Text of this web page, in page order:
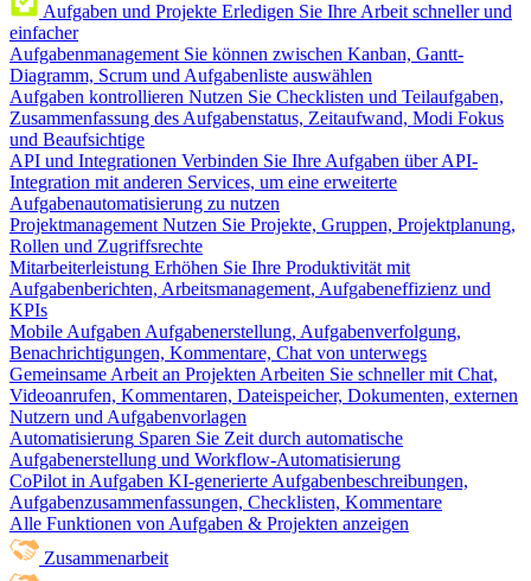
Aufgaben und Projekte Erledigen Sie Ihre Arbeit schneller und
einfacher
Aufgabenmanagement Sie können zwischen Kanban, Gantt-
Diagramm, Scrum und Aufgabenliste auswählen
Aufgaben kontrollieren Nutzen Sie Checklisten und Teilaufgaben,
Zusammenfassung des Aufgabenstatus, Zeitaufwand, Modi Fokus
und Beaufsichtige
API und Integrationen Verbinden Sie Ihre Aufgaben über API-
Integration mit anderen Services, um eine erweiterte
Aufgabenautomatisierung zu nutzen
Projektmanagement Nutzen Sie Projekte, Gruppen, Projektplanung,
Rollen und Zugriffsrechte
Mitarbeiterleistung Erhöhen Sie Ihre Produktivität mit
Aufgabenberichten, Arbeitsmanagement, Aufgabeneffizienz und
KPIs
Mobile Aufgaben Aufgabenerstellung, Aufgabenverfolgung,
Benachrichtigungen, Kommentare, Chat von unterwegs
Gemeinsame Arbeit an Projekten Arbeiten Sie schneller mit Chat,
Videoanrufen, Kommentaren, Dateispeicher, Dokumenten, externen
Nutzern und Aufgabenvorlagen
Automatisierung Sparen Sie Zeit durch automatische
Aufgabenerstellung und Workflow-Automatisierung
CoPilot in Aufgaben KI-generierte Aufgabenbeschreibungen,
Aufgabenzusammenfassungen, Checklisten, Kommentare
Alle Funktionen von Aufgaben & Projekten anzeigen
Zusammenarbeit